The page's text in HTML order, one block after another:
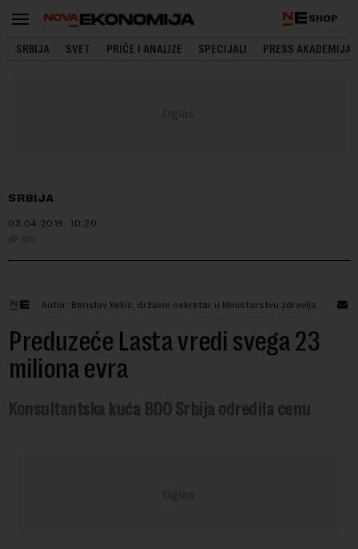
SHOP
SRBIJA SVET PRIČE I ANALIZE SPECIJALI PRESS AKADEMIJA
SRBIJA
03.04.2019. 10:20
Blic
Autor: Berislav Vekić, državni sekretar u Ministarstvu zdravlja
Preduzeće Lasta vredi svega 23
miliona evra
Konsultantska kuća BDO Srbija odredila cenu